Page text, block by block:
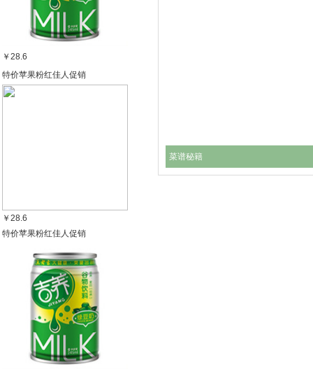
￥28.6
特价苹果粉红佳人促销
￥28.6
特价苹果粉红佳人促销
菜谱秘籍